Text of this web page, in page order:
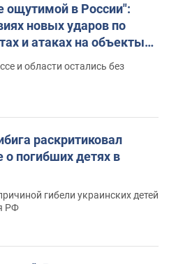
ощутимой в России":
новых ударов по
и атаках на объекты
и области остались без
раскритиковал
погибших детях в
гибели украинских детей
РФ